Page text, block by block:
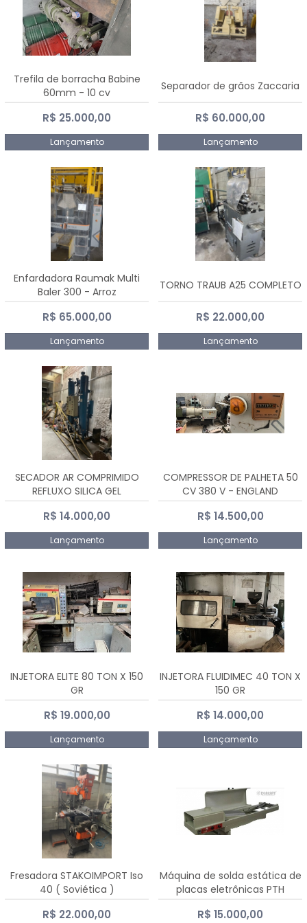
Trefila de borracha Babine
60mm - 10 cv
R$ 25.000,00
Lançamento
Separador de grãos Zaccaria
R$ 60.000,00
Lançamento
Enfardadora Raumak Multi
Baler 300 - Arroz
R$ 65.000,00
Lançamento
TORNO TRAUB A25 COMPLETO
R$ 22.000,00
Lançamento
SECADOR AR COMPRIMIDO
REFLUXO SILICA GEL
R$ 14.000,00
Lançamento
COMPRESSOR DE PALHETA 50
CV 380 V - ENGLAND
R$ 14.500,00
Lançamento
INJETORA ELITE 80 TON X 150
GR
R$ 19.000,00
Lançamento
INJETORA FLUIDIMEC 40 TON X
150 GR
R$ 14.000,00
Lançamento
Fresadora STAKOIMPORT Iso
40 ( Soviética )
R$ 22.000,00
Máquina de solda estática de
placas eletrônicas PTH
DIALSAT
R$ 15.000,00